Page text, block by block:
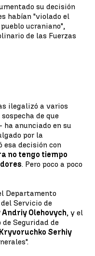
su decisión
habían "violado el
ucraniano",
de las Fuerzas
ilegalizó a varios
de que
ha anunciado en su
por la
esa decisión con
no tengo tiempo
. Pero poco a poco
Departamento
Servicio de
Andriy Olehovych, y el
Seguridad de
Kryvoruchko Serhiy